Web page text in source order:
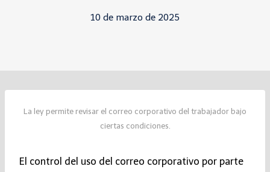
10 de marzo de 2025
La ley permite revisar el correo corporativo del trabajador bajo
ciertas condiciones.
El control del uso del correo corporativo por parte